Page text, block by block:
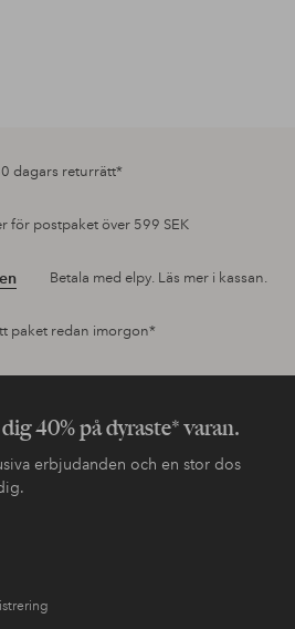
dagars returrätt*
för postpaket över 599 SEK
Betala med elpy. Läs mer i kassan.
paket redan imorgon*
40% på dyraste* varan.
erbjudanden och en stor dos